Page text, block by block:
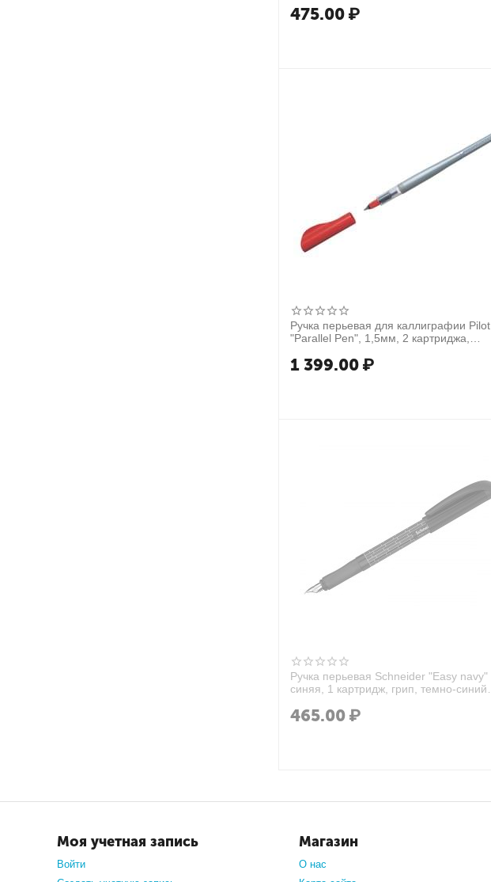
475.00 ₽
Ручка перьевая для каллиграфии Pilot
"Parallel Pen", 1,5мм, 2 картриджа,
1 399.00 ₽
Ручка перьевая Schneider "Easy navy"
синяя, 1 картридж, грип, темно-синий
465.00 ₽
Моя учетная запись
Войти
Магазин
О нас